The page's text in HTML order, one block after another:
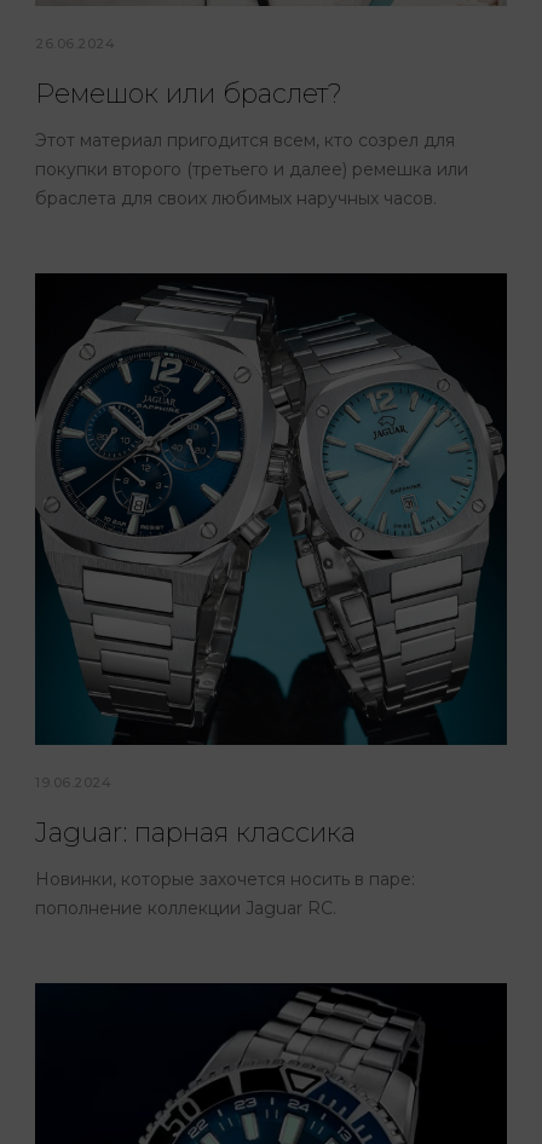
26.06.2024
Ремешок или браслет?
Этот материал пригодится всем, кто созрел для
покупки второго (третьего и далее) ремешка или
браслета для своих любимых наручных часов.
19.06.2024
Jaguar: парная классика
Новинки, которые захочется носить в паре:
пополнение коллекции Jaguar RC.